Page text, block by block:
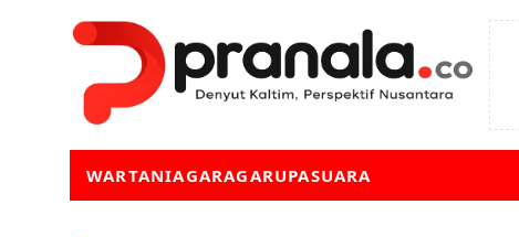
WARTANIAGARAGARUPASUARA